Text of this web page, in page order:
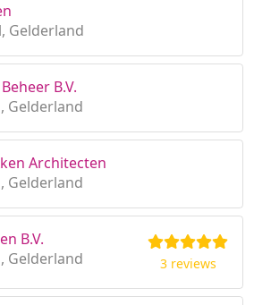
Gelderland
B.V.
Gelderland
Architecten
Gelderland
B.V.
Gelderland
3 reviews